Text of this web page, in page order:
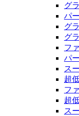
グ
パ
グ
グ
フ
パ
ス
超
フ
超
ス